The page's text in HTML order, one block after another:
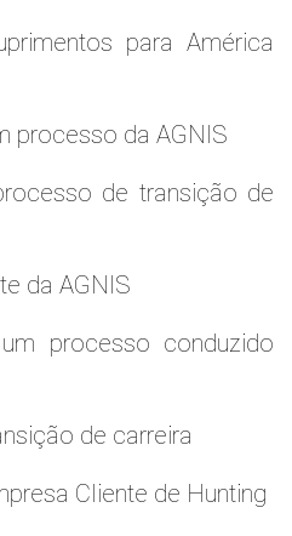
para América
processo da AGNIS
de transição de
da AGNIS
processo conduzido
de carreira
Cliente de Hunting